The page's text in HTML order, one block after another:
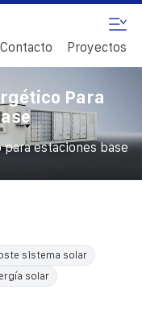
Contacto Proyectos
Para
estaciones base
sistema solar
solar